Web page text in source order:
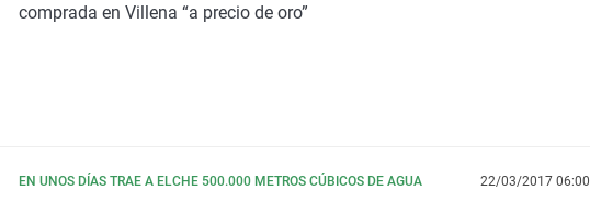
comprada en Villena “a precio de oro”
EN UNOS DÍAS TRAE A ELCHE 500.000 METROS CÚBICOS DE AGUA 22/03/2017 06:00